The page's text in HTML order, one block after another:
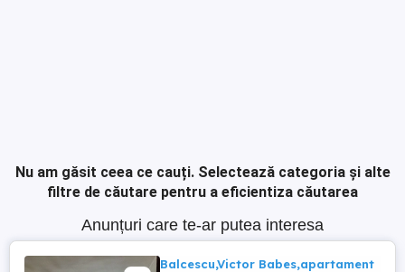
Nu am găsit ceea ce cauți. Selectează categoria și alte
filtre de căutare pentru a eficientiza căutarea
Anunțuri care te-ar putea interesa
Balcescu,Victor Babes,apartament